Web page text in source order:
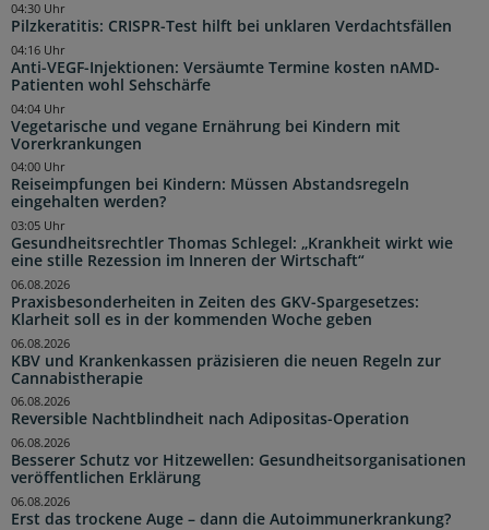
Pilzkeratitis: CRISPR-Test hilft bei unklaren Verdachtsfällen
04:30 Uhr
Anti-VEGF-Injektionen: Versäumte Termine kosten nAMD-
Patienten wohl Sehschärfe
04:16 Uhr
Vegetarische und vegane Ernährung bei Kindern mit
Vorerkrankungen
04:04 Uhr
Reiseimpfungen bei Kindern: Müssen Abstandsregeln
eingehalten werden?
04:00 Uhr
Gesundheitsrechtler Thomas Schlegel: „Krankheit wirkt wie
eine stille Rezession im Inneren der Wirtschaft“
03:05 Uhr
Praxisbesonderheiten in Zeiten des GKV-Spargesetzes:
Klarheit soll es in der kommenden Woche geben
06.08.2026
KBV und Krankenkassen präzisieren die neuen Regeln zur
Cannabistherapie
06.08.2026
Reversible Nachtblindheit nach Adipositas-Operation
06.08.2026
Besserer Schutz vor Hitzewellen: Gesundheitsorganisationen
veröffentlichen Erklärung
06.08.2026
Erst das trockene Auge – dann die Autoimmunerkrankung?
06.08.2026